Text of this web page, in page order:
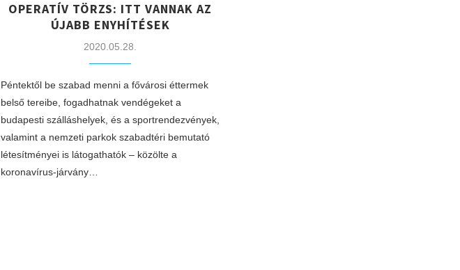
OPERATÍV TÖRZS: ITT VANNAK AZ
ÚJABB ENYHÍTÉSEK
2020.05.28.
Péntektől be szabad menni a fővárosi éttermek
belső tereibe, fogadhatnak vendégeket a
budapesti szálláshelyek, és a sportrendezvények,
valamint a nemzeti parkok szabadtéri bemutató
létesítményei is látogathatók – közölte a
koronavírus-járvány…